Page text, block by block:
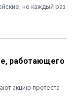
но каждый раз
работающего
акцию протеста